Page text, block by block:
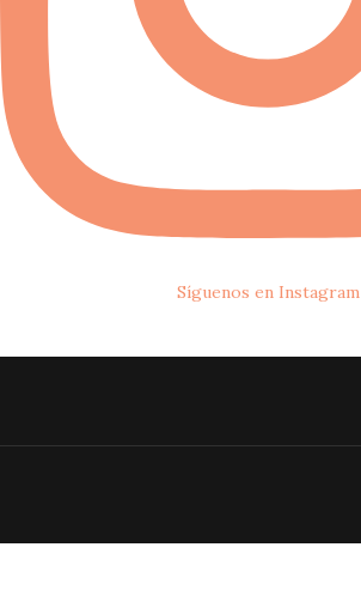
Síguenos en Instagram